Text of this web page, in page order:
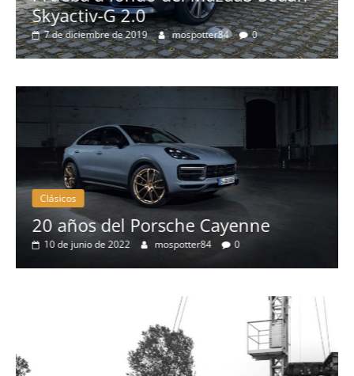
2019 mospotter84 0
Probamos el
más
8 de septiembre de
Porsche Cayenne
2022 mospotter84 0
Clásicos
4 de mayo de 2022